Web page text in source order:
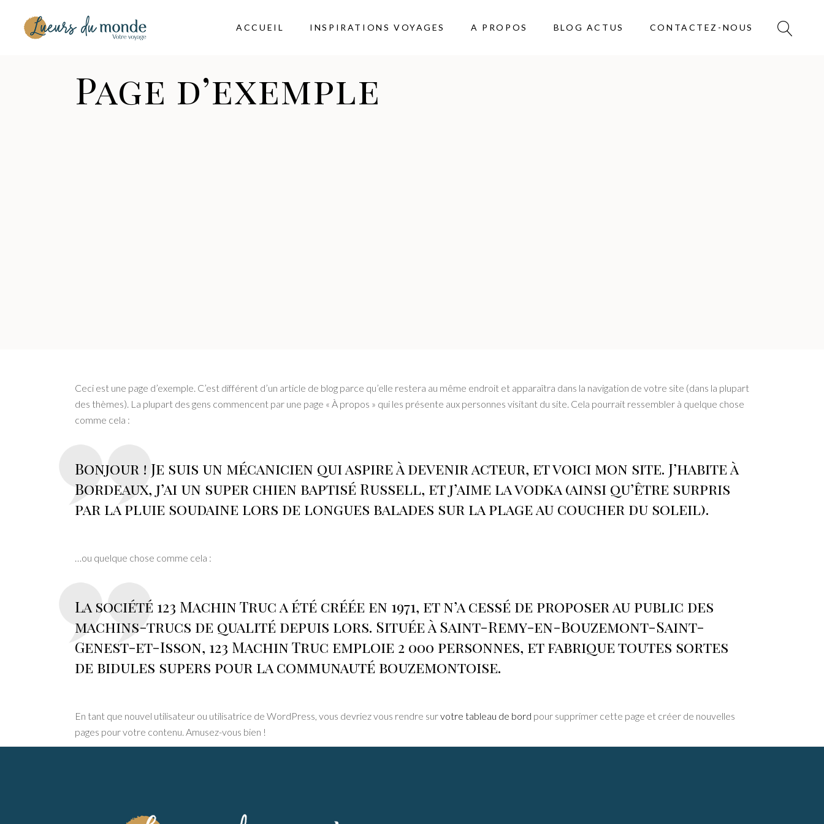
ACCUEIL INSPIRATIONS VOYAGES A PROPOS BLOG ACTUS CONTACTEZ-NOUS
Page d’exemple
Ceci est une page d’exemple. C’est différent d’un article de blog parce qu’elle restera au même endroit et apparaîtra dans la navigation de votre site (dans la plupart
des thèmes). La plupart des gens commencent par une page « À propos » qui les présente aux personnes visitant du site. Cela pourrait ressembler à quelque chose
comme cela :
Bonjour ! Je suis un mécanicien qui aspire à devenir acteur, et voici mon site. J’habite à
Bordeaux, j’ai un super chien baptisé Russell, et j’aime la vodka (ainsi qu’être surpris
par la pluie soudaine lors de longues balades sur la plage au coucher du soleil).
…ou quelque chose comme cela :
La société 123 Machin Truc a été créée en 1971, et n’a cessé de proposer au public des
machins-trucs de qualité depuis lors. Située à Saint-Remy-en-Bouzemont-Saint-
Genest-et-Isson, 123 Machin Truc emploie 2 000 personnes, et fabrique toutes sortes
de bidules supers pour la communauté bouzemontoise.
En tant que nouvel utilisateur ou utilisatrice de WordPress, vous devriez vous rendre survotre tableau de bord pour supprimer cette page et créer de nouvelles
pages pour votre contenu. Amusez-vous bien !